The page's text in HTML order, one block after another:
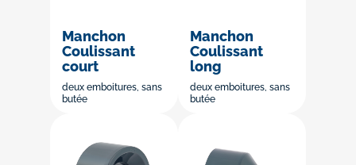
Manchon
Coulissant
court
deux emboitures, sans
butée
Manchon
Coulissant
long
deux emboitures, sans
butée